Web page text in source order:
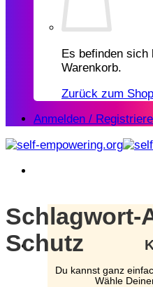
Es befinden sich
Warenkorb.
Zurück zum Shop
Anmelden /
Du kannst ganz
Wähle
Schlagwort-
Schutz